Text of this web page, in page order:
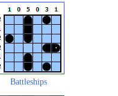
Battleships